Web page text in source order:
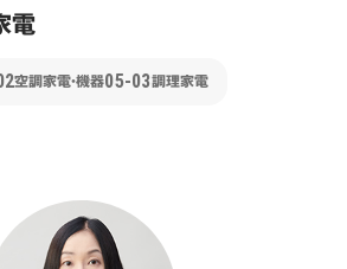
電
空調家電・機器05-03調理家電